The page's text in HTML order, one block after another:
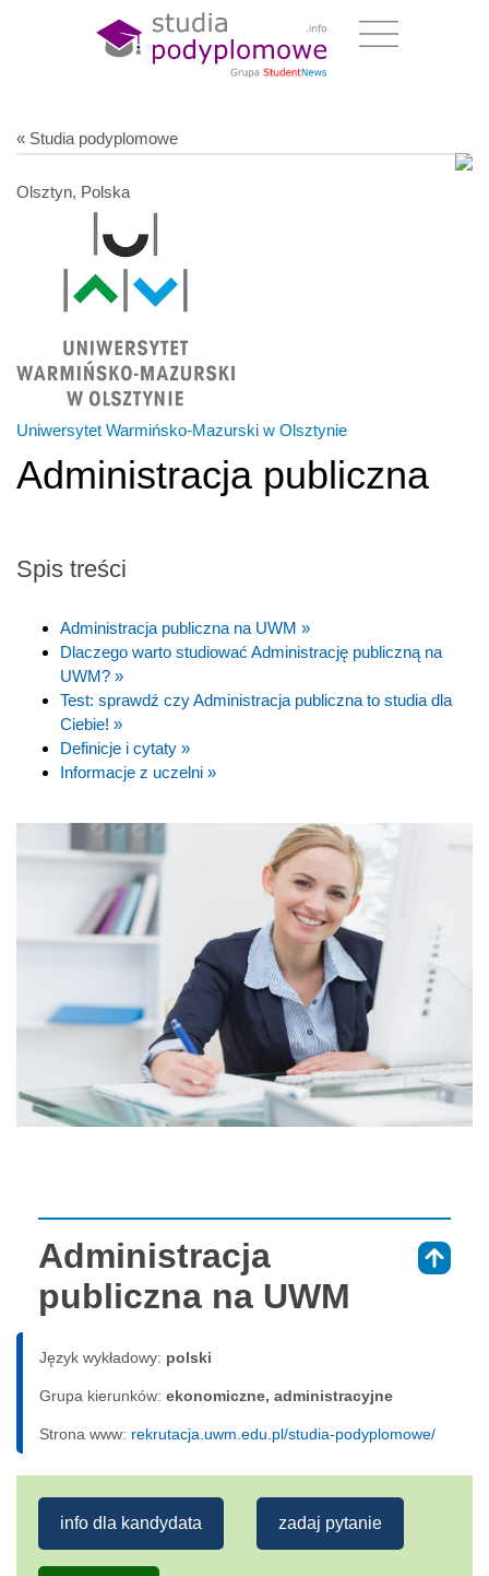
« Studia podyplomowe
Olsztyn, Polska
Uniwersytet Warmińsko-Mazurski w Olsztynie
Administracja publiczna
Spis treści
Administracja publiczna na UWM »
Dlaczego warto studiować Administrację publiczną na
UWM? »
Test: sprawdź czy Administracja publiczna to studia dla
Ciebie! »
Definicje i cytaty »
Informacje z uczelni »
Administracja
publiczna na UWM
Język wykładowy: polski
Grupa kierunków: ekonomiczne, administracyjne
Strona www: rekrutacja.uwm.edu.pl/studia-podyplomowe/
info dla kandydata zadaj pytanie